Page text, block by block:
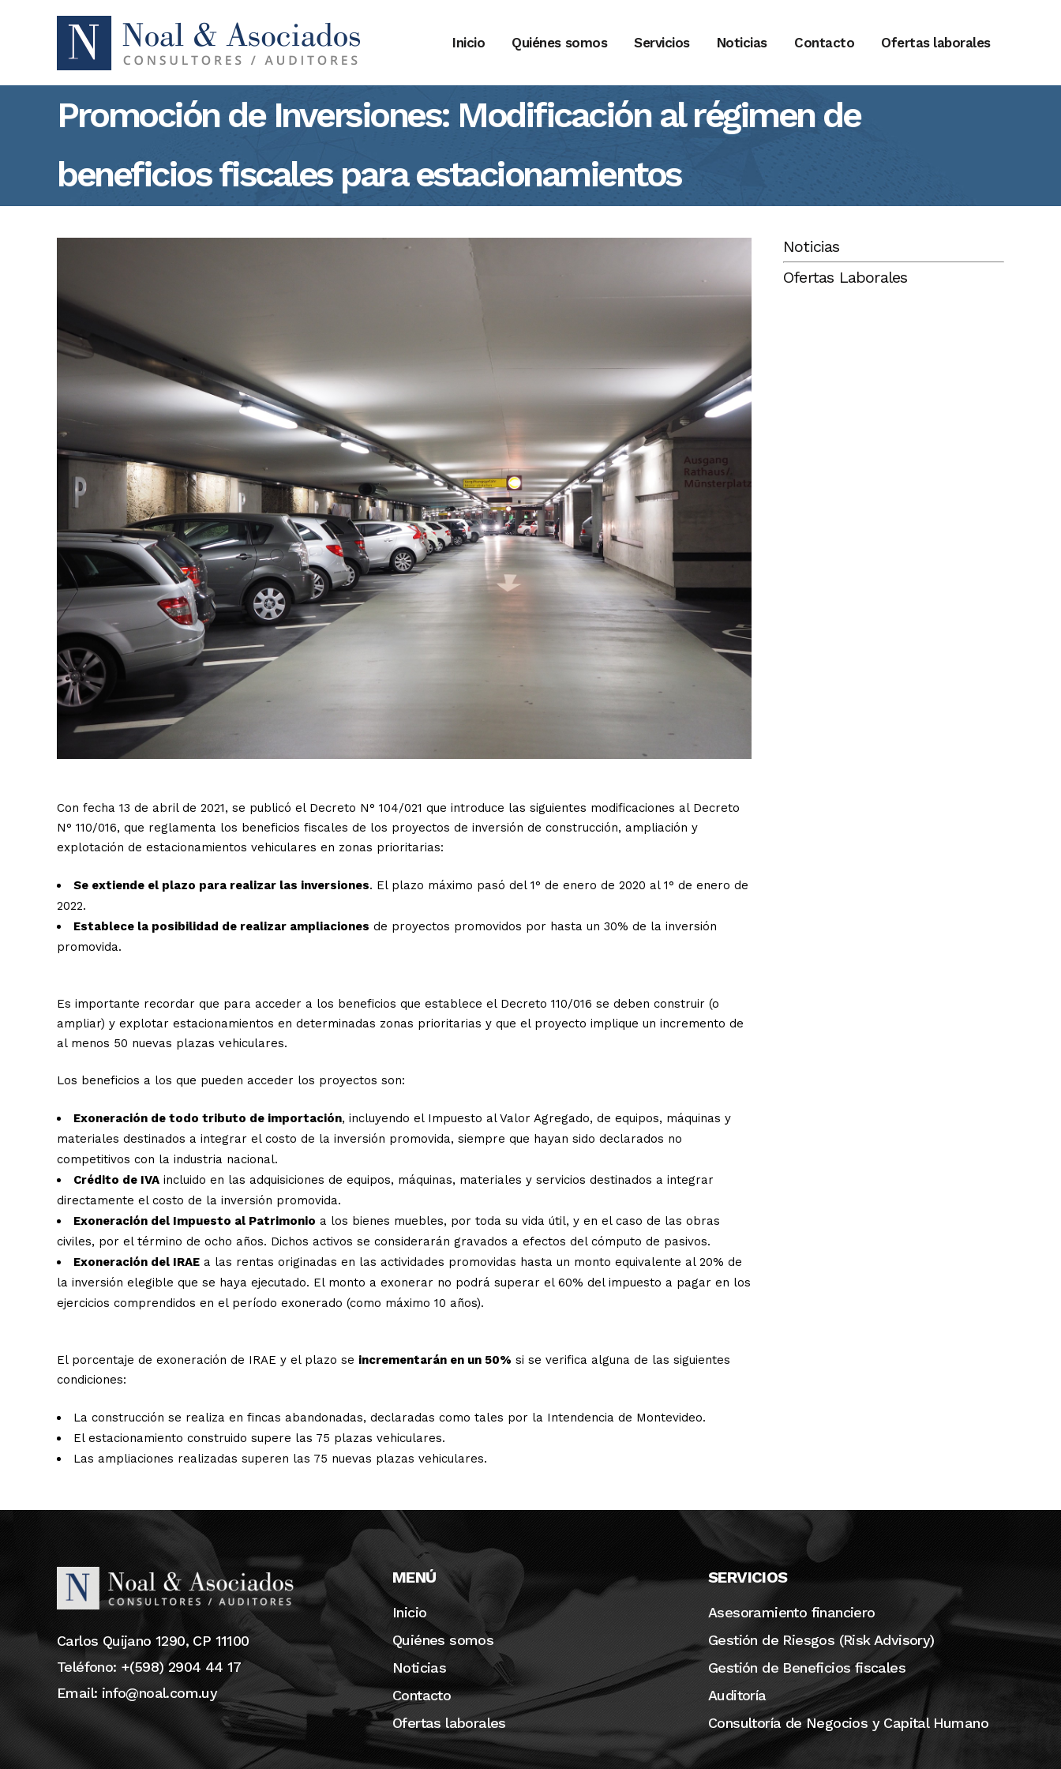
Inicio Quiénes somos Servicios Noticias Contacto Ofertas laborales
Promoción de Inversiones: Modificación al régimen de
beneficios fiscales para estacionamientos
Con fecha 13 de abril de 2021, se publicó el Decreto N° 104/021 que introduce las siguientes modificaciones al Decreto
N° 110/016, que reglamenta los beneficios fiscales de los proyectos de inversión de construcción, ampliación y
explotación de estacionamientos vehiculares en zonas prioritarias:
Se extiende el plazo para realizar las inversiones. El plazo máximo pasó del 1° de enero de 2020 al 1° de enero de
2022.
Establece la posibilidad de realizar ampliaciones de proyectos promovidos por hasta un 30% de la inversión
promovida.
Es importante recordar que para acceder a los beneficios que establece el Decreto 110/016 se deben construir (o
ampliar) y explotar estacionamientos en determinadas zonas prioritarias y que el proyecto implique un incremento de
al menos 50 nuevas plazas vehiculares.
Los beneficios a los que pueden acceder los proyectos son:
Exoneración de todo tributo de importación, incluyendo el Impuesto al Valor Agregado, de equipos, máquinas y
materiales destinados a integrar el costo de la inversión promovida, siempre que hayan sido declarados no
competitivos con la industria nacional.
Crédito de IVA incluido en las adquisiciones de equipos, máquinas, materiales y servicios destinados a integrar
directamente el costo de la inversión promovida.
Exoneración del Impuesto al Patrimonio a los bienes muebles, por toda su vida útil, y en el caso de las obras
civiles, por el término de ocho años. Dichos activos se considerarán gravados a efectos del cómputo de pasivos.
Exoneración del IRAE a las rentas originadas en las actividades promovidas hasta un monto equivalente al 20% de
la inversión elegible que se haya ejecutado. El monto a exonerar no podrá superar el 60% del impuesto a pagar en los
ejercicios comprendidos en el período exonerado (como máximo 10 años).
El porcentaje de exoneración de IRAE y el plazo se incrementarán en un 50% si se verifica alguna de las siguientes
condiciones:
La construcción se realiza en fincas abandonadas, declaradas como tales por la Intendencia de Montevideo.
El estacionamiento construido supere las 75 plazas vehiculares.
Las ampliaciones realizadas superen las 75 nuevas plazas vehiculares.
Noticias
Ofertas Laborales
Carlos Quijano 1290, CP 11100
Teléfono: +(598) 2904 44 17
Email: info@noal.com.uy
MENÚ
Inicio
Quiénes somos
Noticias
Contacto
Ofertas laborales
SERVICIOS
Asesoramiento financiero
Gestión de Riesgos (Risk Advisory)
Gestión de Beneficios fiscales
Auditoría
Consultoría de Negocios y Capital Humano